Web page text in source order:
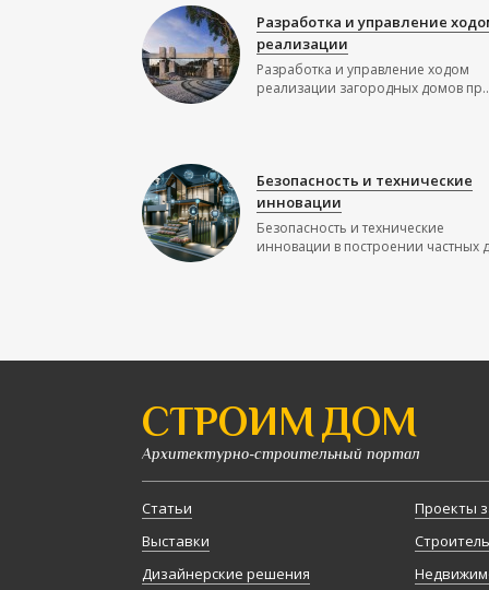
Разработка и управление
реализации
Разработка и управление ходом
реализации загородных домов
Безопасность и технические
инновации
Безопасность и технические
инновации в построении частных
СТРОИМ ДОМ
Архитектурно-строительный портал
Статьи
Выставки
Дизайнерские решения
Проекты